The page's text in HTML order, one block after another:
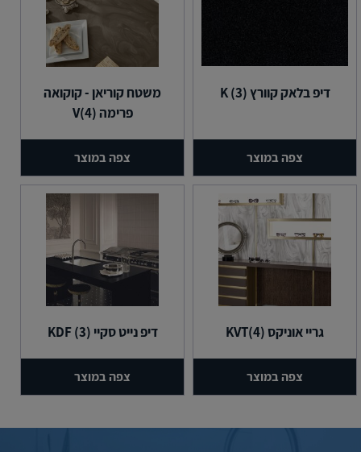
דיפ בלאק קוורץ (3) K
צפה במוצר
משטח קוריאן - קוקואה
פרימה (4)V
צפה במוצר
גריי אוניקס (4)KVT
צפה במוצר
דיפ נייט סקיי (3) KDF
צפה במוצר